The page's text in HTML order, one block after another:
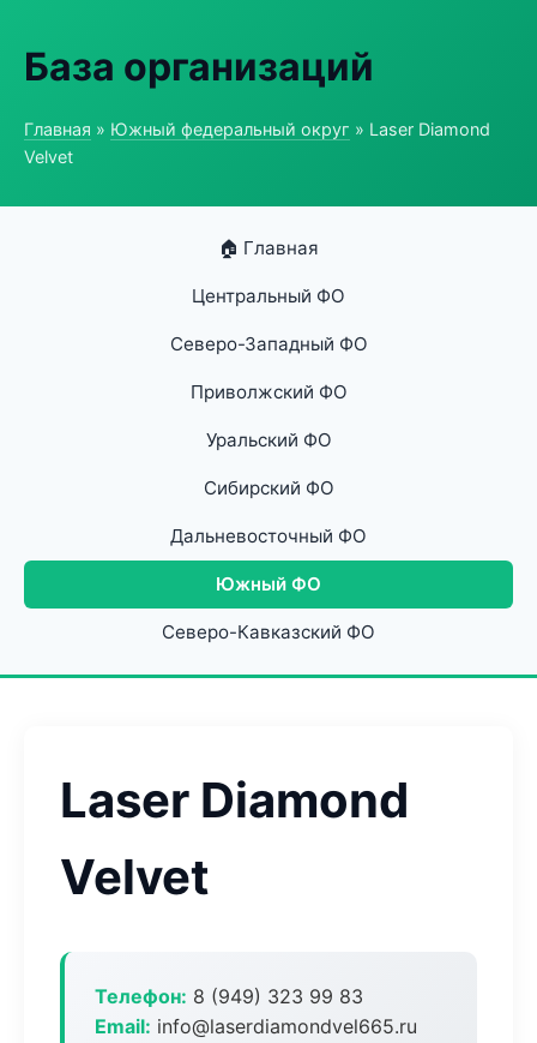
База организаций
Главная » Южный федеральный округ » Laser Diamond
Velvet
🏠 Главная
Центральный ФО
Северо-Западный ФО
Приволжский ФО
Уральский ФО
Сибирский ФО
Дальневосточный ФО
Южный ФО
Северо-Кавказский ФО
Laser Diamond
Velvet
Телефон: 8 (949) 323 99 83
Email: info@laserdiamondvel665.ru